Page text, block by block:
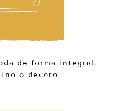
de forma integral,
o decoro